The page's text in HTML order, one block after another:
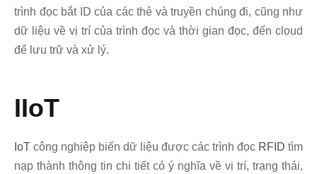
trình đọc bắt ID của các thẻ và truyền chúng đi, cũng như
dữ liệu về vị trí của trình đọc và thời gian đọc, đến cloud
để lưu trữ và xử lý.
IIoT
IoT công nghiệp biến dữ liệu được các trình đọc RFID tìm
nạp thành thông tin chi tiết có ý nghĩa về vị trí, trạng thái,